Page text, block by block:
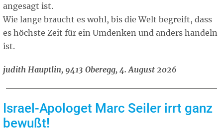
angesagt ist.
Wie lange braucht es wohl, bis die Welt begreift, dass
es höchste Zeit für ein Umdenken und anders handeln
ist.
judith Hauptlin, 9413 Oberegg, 4. August 2026
Israel-Apologet Marc Seiler irrt ganz
bewußt!